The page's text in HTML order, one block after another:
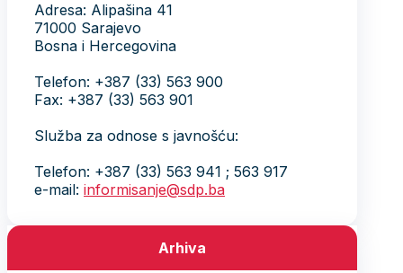
Adresa: Alipašina 41
71000 Sarajevo
Bosna i Hercegovina
Telefon: +387 (33) 563 900
Fax: +387 (33) 563 901
Služba za odnose s javnošću:
Telefon: +387 (33) 563 941 ; 563 917
e-mail: informisanje@sdp.ba
Arhiva